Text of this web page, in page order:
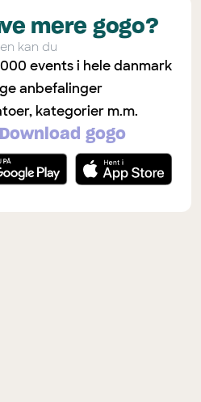
mere gogo?
kan du
events i hele danmark
anbefalinger
kategorier m.m.
Download gogo